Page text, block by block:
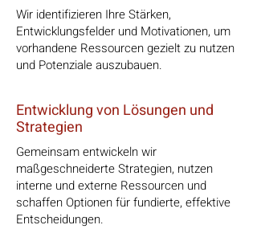
Wir identifizieren Ihre Stärken,
Entwicklungsfelder und Motivationen, um
vorhandene Ressourcen gezielt zu nutzen
und Potenziale auszubauen.
Entwicklung von Lösungen und
Strategien
Gemeinsam entwickeln wir
maßgeschneiderte Strategien, nutzen
interne und externe Ressourcen und
schaffen Optionen für fundierte, effektive
Entscheidungen.